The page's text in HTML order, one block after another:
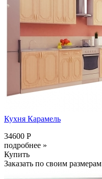
Кухня Карамель
34600 Р
подробнее »
Купить
Заказать по своим размерам